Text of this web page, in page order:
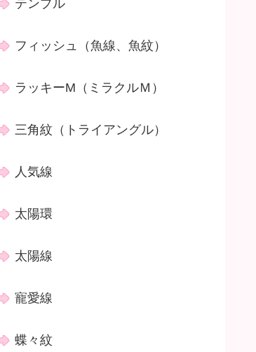
テンプル
フィッシュ（魚線、魚紋）
ラッキーM（ミラクルＭ）
三角紋（トライアングル）
人気線
太陽環
太陽線
寵愛線
蝶々紋